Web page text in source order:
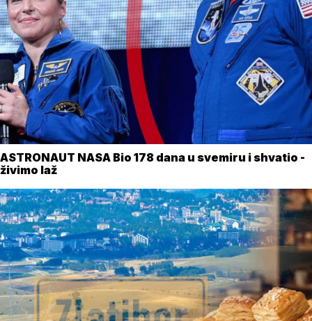
ASTRONAUT NASA Bio 178 dana u svemiru i shvatio -
živimo laž